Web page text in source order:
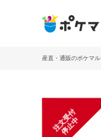
産直・通販のポケマル
注
文
受
付
停
止
中